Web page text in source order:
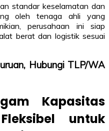
standar keselamatan dan
oleh tenaga ahli yang
perusahaan ini siap
berat dan logistik sesuai
Hubungi TLP/WA
Kapasitas
untuk